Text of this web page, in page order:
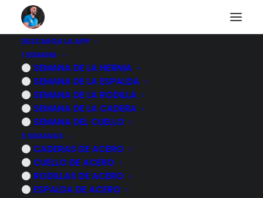
DESCARGA LA APP
1 SEMANA
SEMANA DE LA HERNIA
SEMANA DE LA ESPALDA
SEMANA DE LA RODILLA
SEMANA DE LA CADERA
SEMANA DEL CUELLO
3 SEMANAS
CADERAS DE ACERO
CUELLO DE ACERO
RODILLAS DE ACERO
ESPALDA DE ACERO
Otros diarios
Descubre a otras personas que están pasando lo